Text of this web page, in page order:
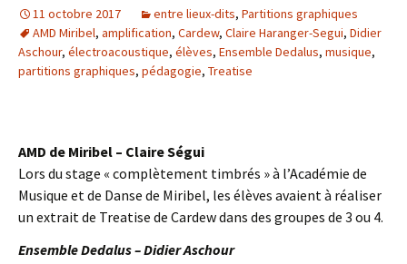
11 octobre 2017 entre lieux-dits, Partitions graphiques
AMD Miribel, amplification, Cardew, Claire Haranger-Segui, Didier
Aschour, électroacoustique, élèves, Ensemble Dedalus, musique,
partitions graphiques, pédagogie, Treatise
AMD de Miribel – Claire Ségui
Lors du stage « complètement timbrés » à l’Académie de
Musique et de Danse de Miribel, les élèves avaient à réaliser
un extrait de Treatise de Cardew dans des groupes de 3 ou 4.
Ensemble Dedalus – Didier Aschour